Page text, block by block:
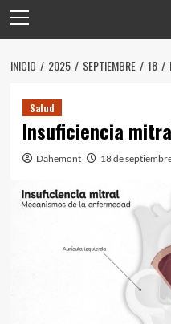
principal
INICIO 2025 SEPTIEMBRE 18
Salud
Insuficiencia
Dahemont 18 de